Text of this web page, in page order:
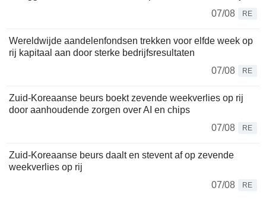
07/08
RE
Wereldwijde aandelenfondsen trekken voor elfde week op
rij kapitaal aan door sterke bedrijfsresultaten
07/08
RE
Zuid-Koreaanse beurs boekt zevende weekverlies op rij
door aanhoudende zorgen over AI en chips
07/08
RE
Zuid-Koreaanse beurs daalt en stevent af op zevende
weekverlies op rij
07/08
RE